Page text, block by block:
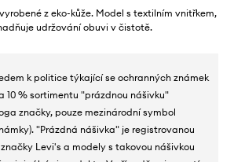
z eko-kůže. Model s textilním vnitřkem,
udržování obuvi v čistotě.
k politice týkající se ochranných známek
10 % sortimentu "prázdnou nášivku"
značky, pouze mezinárodní symbol
"Prázdná nášivka" je registrovanou
Levi's a modely s takovou nášivkou